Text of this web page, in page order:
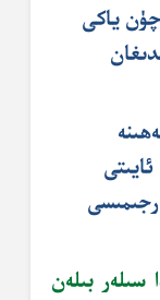
ياكى
سۈرە) نىڭ 8- ۋە 9- ئايىتى
سىلەر بىلەن